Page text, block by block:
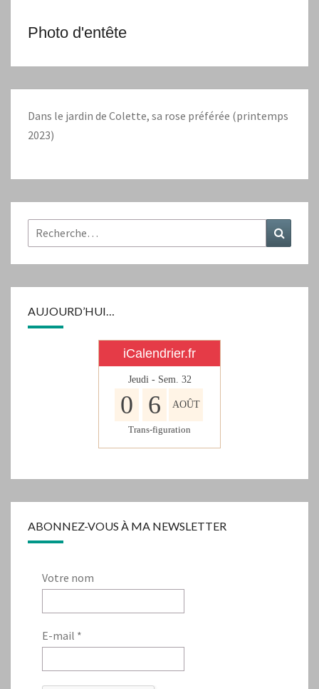
Photo d'entête
Dans le jardin de Colette, sa rose préférée (printemps
2023)
Rechercher :
AUJOURD’HUI…
iCalendrier.fr
Jeudi - Sem. 32
0 6 AOÛT
Trans-figuration
ABONNEZ-VOUS À MA NEWSLETTER
Votre nom
E-mail *